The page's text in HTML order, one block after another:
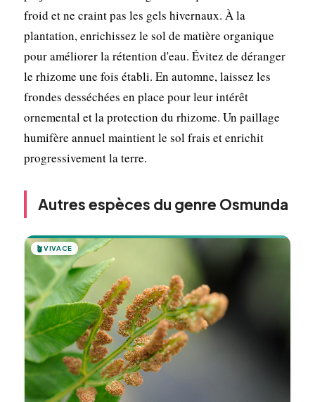
froid et ne craint pas les gels hivernaux. À la
plantation, enrichissez le sol de matière organique
pour améliorer la rétention d'eau. Évitez de déranger
le rhizome une fois établi. En automne, laissez les
frondes desséchées en place pour leur intérêt
ornemental et la protection du rhizome. Un paillage
humifère annuel maintient le sol frais et enrichit
progressivement la terre.
Autres espèces du genre Osmunda
🪴VIVACE